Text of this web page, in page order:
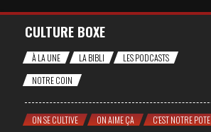
CULTURE BOXE
À LA UNE LA BIBLI
LES PODCASTS
NOTRE COIN
ON SE CULTIVE ON AIME ÇA
C'EST NOTRE POTE